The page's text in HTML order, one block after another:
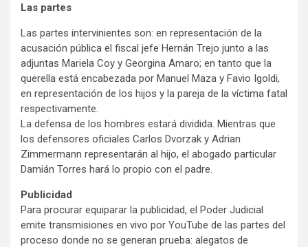
Las partes
Las partes intervinientes son: en representación de la
acusación pública el fiscal jefe Hernán Trejo junto a las
adjuntas Mariela Coy y Georgina Amaro; en tanto que la
querella está encabezada por Manuel Maza y Favio Igoldi,
en representación de los hijos y la pareja de la víctima fatal
respectivamente.
La defensa de los hombres estará dividida. Mientras que
los defensores oficiales Carlos Dvorzak y Adrian
Zimmermann representarán al hijo, el abogado particular
Damián Torres hará lo propio con el padre.
Publicidad
Para procurar equiparar la publicidad, el Poder Judicial
emite transmisiones en vivo por YouTube de las partes del
proceso donde no se generan prueba: alegatos de